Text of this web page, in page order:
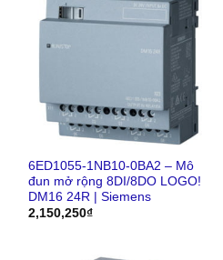
6ED1055-1NB10-0BA2 – Mô
đun mở rộng 8DI/8DO LOGO!
DM16 24R | Siemens
2,150,250₫